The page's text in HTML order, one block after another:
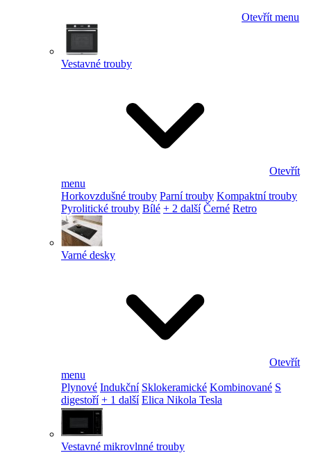
Otevřít menu
Vestavné trouby
Otevřít
menu
Horkovzdušné trouby Parní trouby Kompaktní trouby
Pyrolitické trouby Bílé + 2 další Černé Retro
Varné desky
Otevřít
menu
Plynové Indukční Sklokeramické Kombinované S
digestoří + 1 další Elica Nikola Tesla
Vestavné mikrovlnné trouby